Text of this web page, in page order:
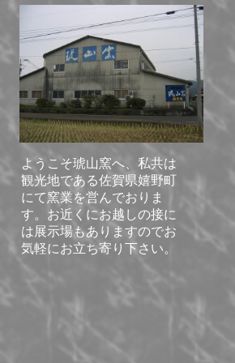
ようこそ琥山窯へ、私共は
観光地である佐賀県嬉野町
にて窯業を営んでおりま
す。お近くにお越しの接に
は展示場もありますのでお
気軽にお立ち寄り下さい。